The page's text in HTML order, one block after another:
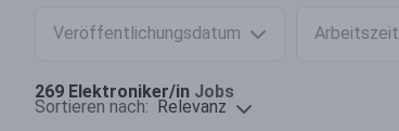
Veröffentlichungsdatum Arbeitszeit
269 Elektroniker/in Jobs
Sortieren nach: Relevanz